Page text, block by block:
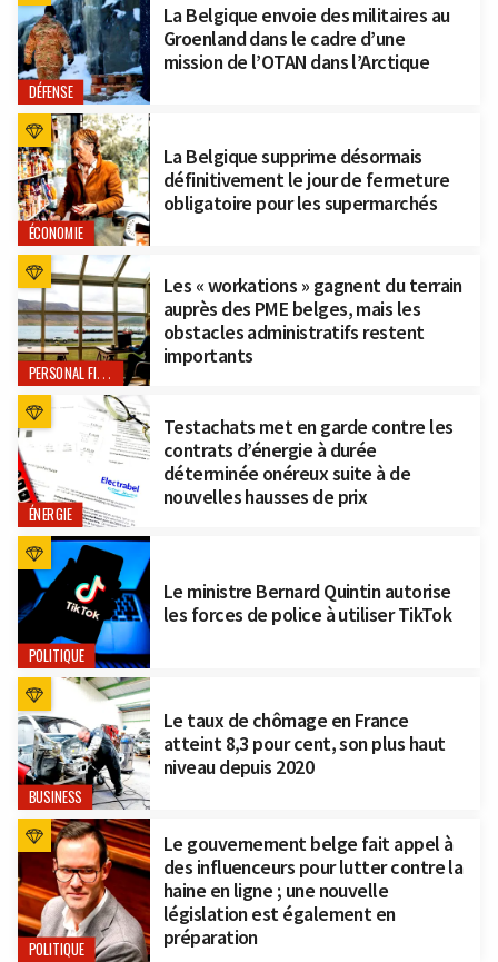
DÉFENSE
La Belgique envoie des militaires au
Groenland dans le cadre d’une
mission de l’OTAN dans l’Arctique
ÉCONOMIE
La Belgique supprime désormais
définitivement le jour de fermeture
obligatoire pour les supermarchés
PERSONAL FINANCE
Les « workations » gagnent du terrain
auprès des PME belges, mais les
obstacles administratifs restent
importants
ÉNERGIE
Testachats met en garde contre les
contrats d’énergie à durée
déterminée onéreux suite à de
nouvelles hausses de prix
POLITIQUE
Le ministre Bernard Quintin autorise
les forces de police à utiliser TikTok
BUSINESS
Le taux de chômage en France
atteint 8,3 pour cent, son plus haut
niveau depuis 2020
POLITIQUE
Le gouvernement belge fait appel à
des influenceurs pour lutter contre la
haine en ligne ; une nouvelle
législation est également en
préparation